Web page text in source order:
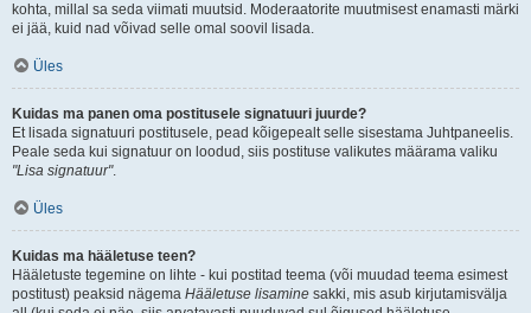
kohta, millal sa seda viimati muutsid. Moderaatorite muutmisest enamasti märki
ei jää, kuid nad võivad selle omal soovil lisada.
Üles
Kuidas ma panen oma postitusele signatuuri juurde?
Et lisada signatuuri postitusele, pead kõigepealt selle sisestama Juhtpaneelis.
Peale seda kui signatuur on loodud, siis postituse valikutes määrama valiku
"Lisa signatuur".
Üles
Kuidas ma hääletuse teen?
Hääletuste tegemine on lihte - kui postitad teema (või muudad teema esimest
postitust) peaksid nägema Hääletuse lisamine sakki, mis asub kirjutamisvälja